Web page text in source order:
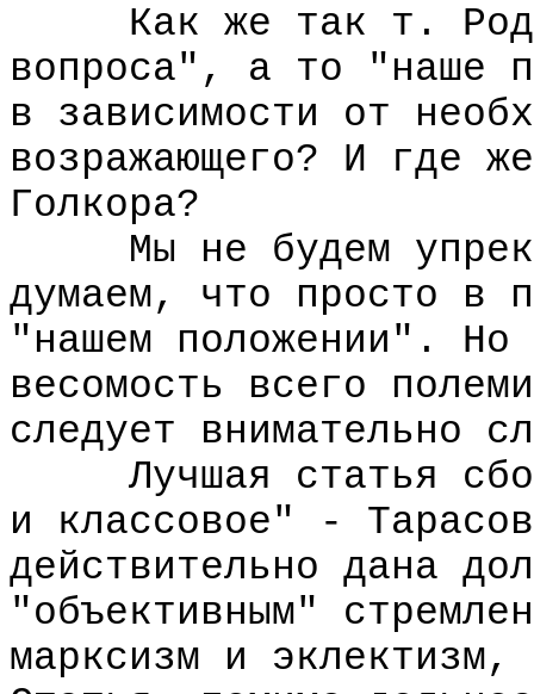
Как же так т.
вопроса", а то "наше
в зависимости от
возражающего? И где
Голкора?
Мы не будем
думаем, что просто в
"нашем положении". Но
весомость всего
следует внимательно
Лучшая статья
и классовое" -
действительно дана
"объективным"
марксизм и